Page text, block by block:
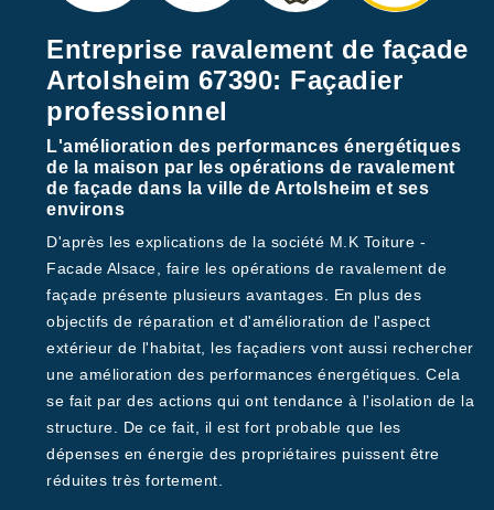
Entreprise ravalement de façade
Artolsheim 67390: Façadier
professionnel
L'amélioration des performances énergétiques
de la maison par les opérations de ravalement
de façade dans la ville de Artolsheim et ses
environs
D'après les explications de la société M.K Toiture -
Facade Alsace, faire les opérations de ravalement de
façade présente plusieurs avantages. En plus des
objectifs de réparation et d'amélioration de l'aspect
extérieur de l'habitat, les façadiers vont aussi rechercher
une amélioration des performances énergétiques. Cela
se fait par des actions qui ont tendance à l'isolation de la
structure. De ce fait, il est fort probable que les
dépenses en énergie des propriétaires puissent être
réduites très fortement.